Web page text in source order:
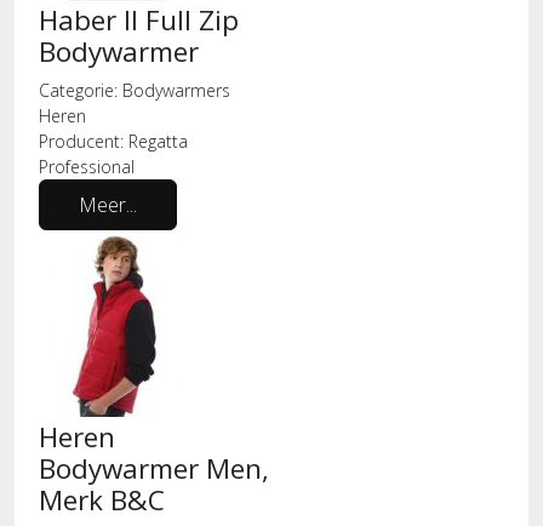
Haber II Full Zip
Bodywarmer
Categorie: Bodywarmers
Heren
Producent: Regatta
Professional
Meer...
Heren
Bodywarmer Men,
Merk B&C